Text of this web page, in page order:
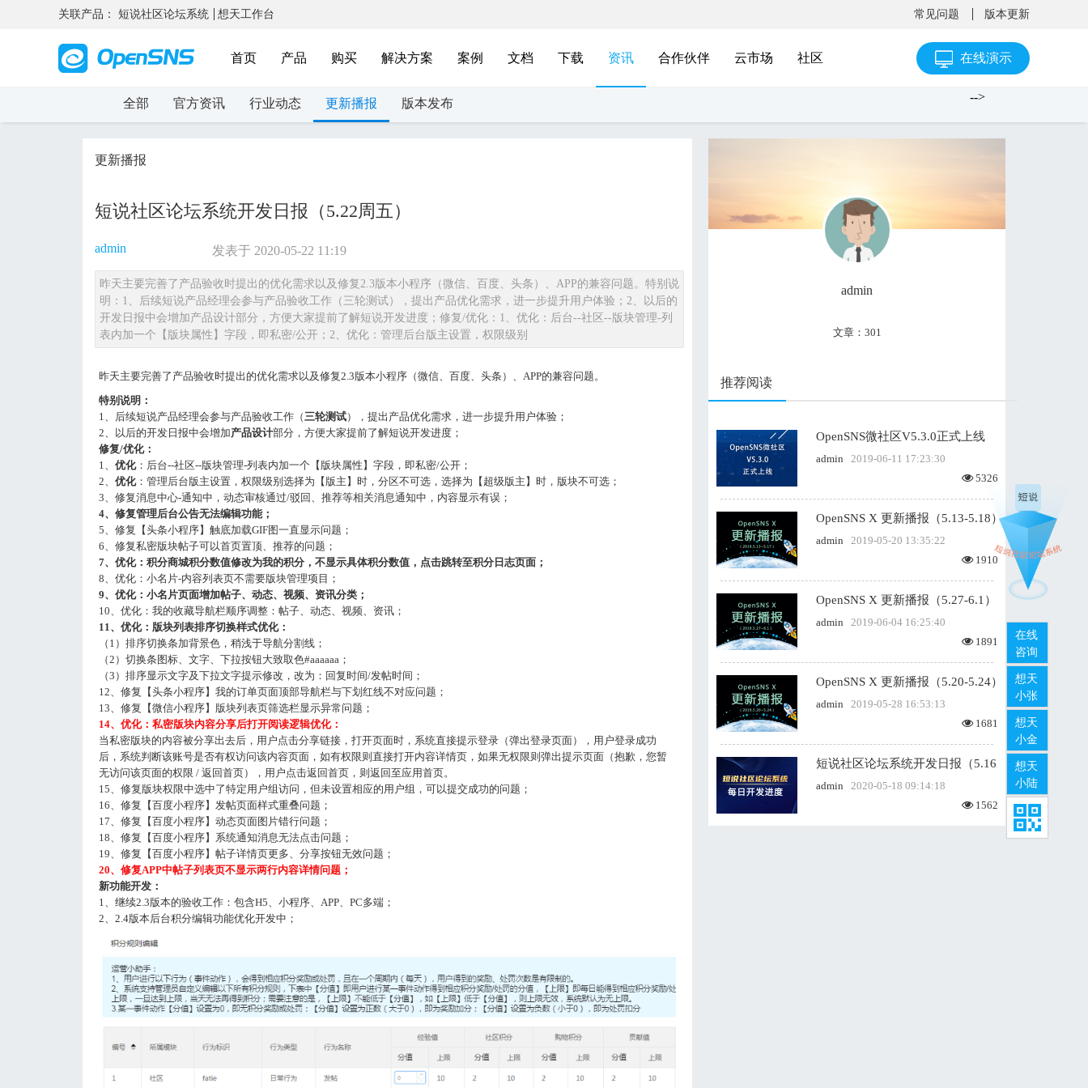
关联产品： 短说社区论坛系统 想天工作台 常见问题 版本更新
首页 产品 购买 解决方案 案例 文档 下载 资讯 合作伙伴 云市场 社区 在线演示
在线
咨询
想天
小张
想天
小金
想天
小陆
全部 官方资讯 行业动态 更新播报 版本发布 -->
更新播报
短说社区论坛系统开发日报（5.22周五）
admin 发表于 2020-05-22 11:19
昨天主要完善了产品验收时提出的优化需求以及修复2.3版本小程序（微信、百度、头条）、APP的兼容问题。特别说
明：1、后续短说产品经理会参与产品验收工作（三轮测试），提出产品优化需求，进一步提升用户体验；2、以后的
开发日报中会增加产品设计部分，方便大家提前了解短说开发进度；修复/优化：1、优化：后台--社区--版块管理-列
表内加一个【版块属性】字段，即私密/公开；2、优化：管理后台版主设置，权限级别
昨天主要完善了产品验收时提出的优化需求以及修复2.3版本小程序（微信、百度、头条）、APP的兼容问题。
特别说明：
1、后续短说产品经理会参与产品验收工作（ 三轮测试），提出产品优化需求，进一步提升用户体验；
2、以后的开发日报中会增加产品设计部分，方便大家提前了解短说开发进度；
修复/优化：
1、 优化：后台--社区--版块管理-列表内加一个【版块属性】字段，即私密/公开；
2、 优化：管理后台版主设置，权限级别选择为【版主】时，分区不可选，选择为【超级版主】时，版块不可选；
3、修复消息中心-通知中，动态审核通过/驳回、推荐等相关消息通知中，内容显示有误；
4、修复管理后台公告无法编辑功能；
5、修复【头条小程序】触底加载GIF图一直显示问题；
6、修复私密版块帖子可以首页置顶、推荐的问题；
7、优化：积分商城积分数值修改为我的积分，不显示具体积分数值，点击跳转至积分日志页面；
8、优化：小名片-内容列表页不需要版块管理项目；
9、优化：小名片页面增加帖子、动态、视频、资讯分类；
10、优化：我的收藏导航栏顺序调整：帖子、动态、视频、资讯；
11、优化：版块列表排序切换样式优化：
（1）排序切换条加背景色，稍浅于导航分割线；
（2）切换条图标、文字、下拉按钮大致取色#aaaaaa；
（3）排序显示文字及下拉文字提示修改，改为：回复时间/发帖时间；
12、修复【头条小程序】我的订单页面顶部导航栏与下划红线不对应问题；
13、修复【微信小程序】版块列表页筛选栏显示异常问题；
14、 优化：私密版块内容分享后打开阅读逻辑优化：
当私密版块的内容被分享出去后，用户点击分享链接，打开页面时，系统直接提示登录（弹出登录页面），用户登录成功
后，系统判断该账号是否有权访问该内容页面，如有权限则直接打开内容详情页，如果无权限则弹出提示页面（抱歉，您暂
无访问该页面的权限 / 返回首页），用户点击返回首页，则返回至应用首页。
15、修复版块权限中选中了特定用户组访问，但未设置相应的用户组，可以提交成功的问题；
16、修复【百度小程序】发帖页面样式重叠问题；
17、修复【百度小程序】动态页面图片错行问题；
18、修复【百度小程序】系统通知消息无法点击问题；
19、修复【百度小程序】帖子详情页更多、分享按钮无效问题；
20、修复APP中帖子列表页不显示两行内容详情问题；
新功能开发：
1、继续2.3版本的验收工作：包含H5、小程序、APP、PC多端；
2、2.4版本后台积分编辑功能优化开发中；
admin
文章：301
推荐阅读
OpenSNS微社区V5.3.0正式上线
admin 2019-06-11 17:23:30
5326
OpenSNS X 更新播报（5.13-5.18）
admin 2019-05-20 13:35:22
1910
OpenSNS X 更新播报（5.27-6.1）
admin 2019-06-04 16:25:40
1891
OpenSNS X 更新播报（5.20-5.24）
admin 2019-05-28 16:53:13
1681
短说社区论坛系统开发日报（5.16周六）
admin 2020-05-18 09:14:18
1562